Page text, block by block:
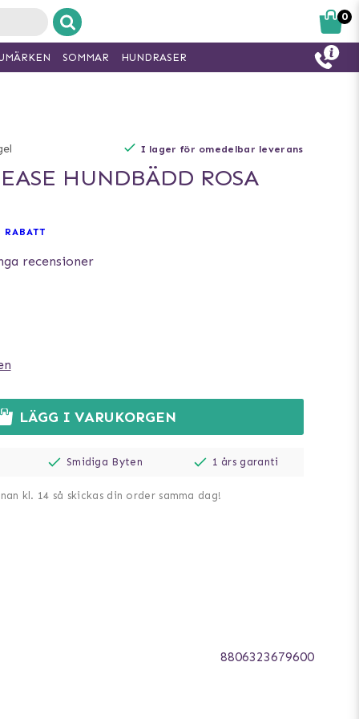
I lager för omedelbar leverans
HUNDBÄDD ROSA
RABATT
recensioner
LÄGG I VARUKORGEN
Smidiga Byten 1 års garanti
kl. 14 så skickas din order samma dag!
8806323679600
0
SOMMAR HUNDRASER